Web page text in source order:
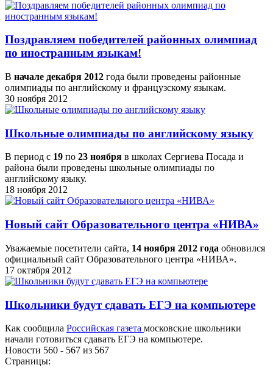
Поздравляем победителей районных олимпиад
по иностранным языкам!
В начале декабря 2012 года были проведены районные
олимпиады по английскому и французскому языкам.
30 ноября 2012
Школьные олимпиады по английскому языку
В период с 19 по 23 ноября в школах Сергиева Посада и
района были проведены школьные олимпиады по
английскому языку.
18 ноября 2012
Новый сайт Образовательного центра «НИВА»
Уважаемые посетители сайта, 14 ноября 2012 года обновился
официальный сайт Образовательного центра «НИВА».
17 октября 2012
Школьники будут сдавать ЕГЭ на компьютере
Как сообщила Российская газета московские школьники
начали готовиться сдавать ЕГЭ на компьютере.
Новости 560 - 567 из 567
Страницы: